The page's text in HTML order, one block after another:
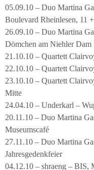
05.09.10 – Duo Martina
Boulevard Rheinlesen, 11
26.09.10 – Duo Martina
Dömchen am Niehler Dam
21.10.10 – Quartett
22.10.10 – Quartett
23.10.10 – Quartett
Mitte
24.04.10 – Underkarl –
20.11.10 – Duo Martina
Museumscafé
27.11.10 – Duo Martina
Jahresgedenkfeier
04.12.10 – shraeng – BIS,